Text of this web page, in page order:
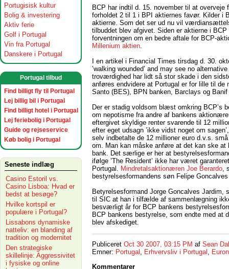
Portugisisk kultur
Bolig & investering
Aktiv ferie
Golf i Portugal
Vin fra Portugal
Danskere i Portugal
Portugal tilbud
Find billigt fly til Portugal
Lej billig bil i Portugal
Find billigt hotel i Portugal
Lej feriebolig i Portugal
Guide og rejseservice
Køb bolig i Portugal
Seneste indlæg
Casino Estoril vs.
Casino Lisboa: Hvad er
bedst at besøge?
Hvilke kortspil er
populære i Portugal?
Lissabons dynamiske
natteliv: en blanding af
tradition og modernitet
Den strategiske
skillelinje: Aggressivitet
i fysiske og online
BCP har indtil d. 15. november til at
forholdet 2 til 1 i BPI aktiernes favør. Kilder i
aktierne. Som det ser ud nu vil
tilbuddet blev afgivet. Siden er aktierne i
forventningen om en bedre aftale for BCP-
Millenium aktien
I en artikel i Financial Times tirsdag d. 30.
’walking wounded’ and may see no
troværdighed har lidt så stor skade i den
anføres endvidere at Portugal er for lille til
Santo (BES), BPN banken, Barclays og
Der er stadig voldsom blæst omkring BCP’s
om nepotisme fra andre af bankens
eftergivet skyldige renter svarende til 12
efter eget udsagn ’ikke vidst noget om
selv indbetalte de 12 millioner euro d.v.s.
om. Man kan måske anføre at det kan ske
bank. Det særlige er her at
ifølge ’The Resident’ ikke har været
Portugal. Mindretalsaktionæren Joe Berardo
bestyrelsesformandens søn Felipe
Betyrelsesformand Jorge Goncalves
til SIC at han i tilfælde af sammenlægning
besværligt år for BCP bankens
BCP bankens bestyrelse, som endte med at
blev afskediget.
Publiceret Oct 30 2007, 03:15 PM af Sean
Emner: Portugal , Erhvervsliv i Portugal ,
Kommentarer